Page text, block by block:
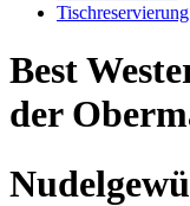
Tischreservierung
Best
der